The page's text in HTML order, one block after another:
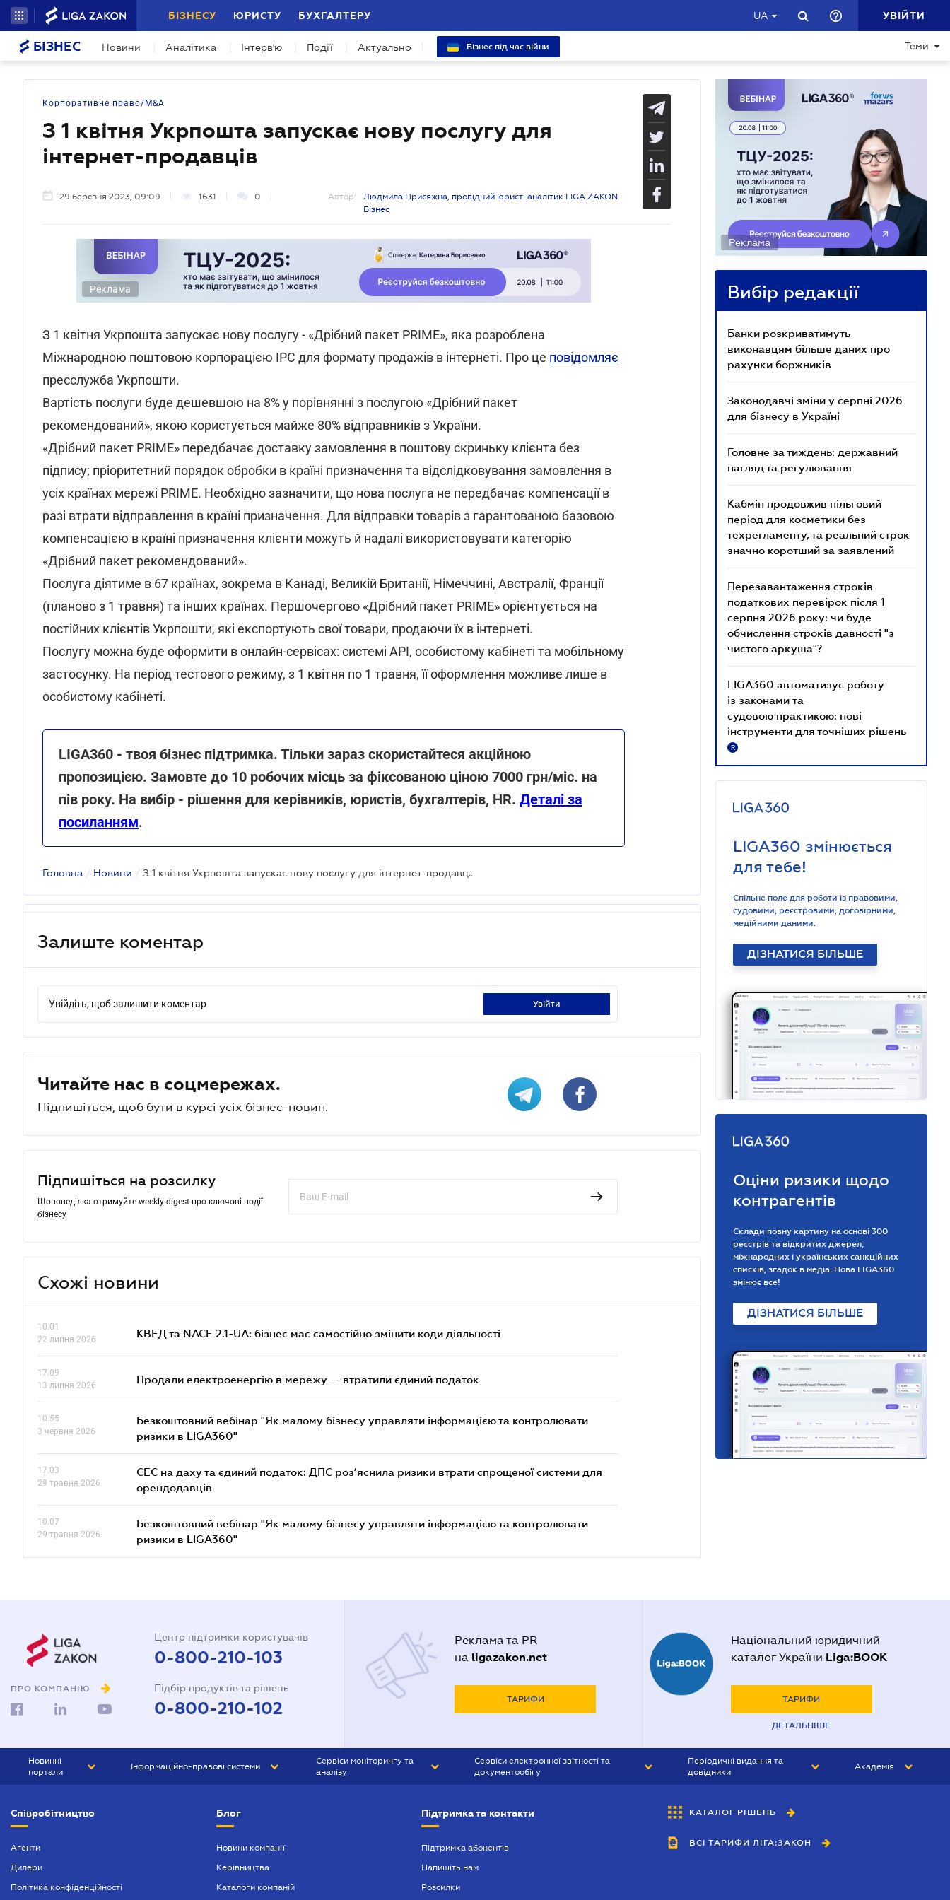
БІЗНЕСУ ЮРИСТУ БУХГАЛТЕРУ UA УВІЙТИ
БІЗНЕС Новини Аналітика Інтерв'ю Події Актуально Бізнес під час війни Теми
Корпоративне право/M&A
З 1 квітня Укрпошта запускає нову послугу для
інтернет-продавців
29 березня 2023, 09:09 1631 0 Автор:
Людмила Присяжна, провідний юрист-аналітик LIGA ZAKON
Бізнес
Реклама
З 1 квітня Укрпошта запускає нову послугу - «Дрібний пакет PRIME», яка розроблена
Міжнародною поштовою корпорацією IPC для формату продажів в інтернеті. Про це повідомляє
пресслужба Укрпошти.
Вартість послуги буде дешевшою на 8% у порівнянні з послугою «Дрібний пакет
рекомендований», якою користується майже 80% відправників з України.
«Дрібний пакет PRIME» передбачає доставку замовлення в поштову скриньку клієнта без
підпису; пріоритетний порядок обробки в країні призначення та відслідковування замовлення в
усіх країнах мережі PRIME. Необхідно зазначити, що нова послуга не передбачає компенсації в
разі втрати відправлення в країні призначення. Для відправки товарів з гарантованою базовою
компенсацією в країні призначення клієнти можуть й надалі використовувати категорію
«Дрібний пакет рекомендований».
Послуга діятиме в 67 країнах, зокрема в Канаді, Великій Британії, Німеччині, Австралії, Франції
(планово з 1 травня) та інших країнах. Першочергово «Дрібний пакет PRIME» орієнтується на
постійних клієнтів Укрпошти, які експортують свої товари, продаючи їх в інтернеті.
Послугу можна буде оформити в онлайн-сервісах: системі АРІ, особистому кабінеті та мобільному
застосунку. На період тестового режиму, з 1 квітня по 1 травня, її оформлення можливе лише в
особистому кабінеті.
LIGA360 - твоя бізнес підтримка. Тільки зараз скористайтеся акційною
пропозицією. Замовте до 10 робочих місць за фіксованою ціною 7000 грн/міс. на
пів року. На вибір - рішення для керівників, юристів, бухгалтерів, HR. Деталі за
посиланням.
Головна / Новини / З 1 квітня Укрпошта запускає нову послугу для інтернет-продавців
Залиште коментар
Увійдіть, щоб залишити коментар увійти
Читайте нас в соцмережах.
Підпишіться, щоб бути в курсі усіх бізнес-новин.
Підпишіться на розсилку
Щопонеділка отримуйте weekly-digest про ключові події
бізнесу
Схожі новини
10.01
22 липня 2026
КВЕД та NACE 2.1-UA: бізнес має самостійно змінити коди діяльності
17.09
13 липня 2026
Продали електроенергію в мережу — втратили єдиний податок
10.55
3 червня 2026
Безкоштовний вебінар "Як малому бізнесу управляти інформацією та контролювати
ризики в LIGA360"
17.03
29 травня 2026
СЕС на даху та єдиний податок: ДПС роз’яснила ризики втрати спрощеної системи для
орендодавців
10.07
29 травня 2026
Безкоштовний вебінар "Як малому бізнесу управляти інформацією та контролювати
ризики в LIGA360"
Реклама
Вибір редакції
Банки розкриватимуть
виконавцям більше даних про
рахунки боржників
Законодавчі зміни у серпні 2026
для бізнесу в Україні
Головне за тиждень: державний
нагляд та регулювання
Кабмін продовжив пільговий
період для косметики без
техрегламенту, та реальний строк
значно коротший за заявлений
Перезавантаження строків
податкових перевірок після 1
серпня 2026 року: чи буде
обчислення строків давності "з
чистого аркуша"?
LIGA360 автоматизує роботу
із законами та
судовою практикою: нові
інструменти для точніших рішень
R
LIGA360 змінюється
для тебе!
Спільне поле для роботи із правовими,
судовими, реєстровими, договірними,
медійними даними.
ДІЗНАТИСЯ БІЛЬШЕ
Оціни ризики щодо
контрагентів
Склади повну картину на основі 300
реєстрів та відкритих джерел,
міжнародних і українських санкційних
списків, згадок в медіа. Нова LIGA360
змінює все!
ДІЗНАТИСЯ БІЛЬШЕ
ПРО КОМПАНІЮ
Центр підтримки користувачів
0-800-210-103
Підбір продуктів та рішень
0-800-210-102
Реклама та PR
на ligazakon.net
ТАРИФИ
Національний юридичний
каталог України Liga:BOOK
ТАРИФИ
ДЕТАЛЬНІШЕ
Новинні
портали
БІЗНЕС
Інформаційно-правові системи
БУХГАЛТЕР ПРОФ
Сервіси моніторингу та
аналізу
Сервіси електронної звітності та
документообігу
Періодичні видання та
довідники
БУХГАЛТЕР&ЗАКОН
ВІСНИК МСФЗ
Академія
Співробітництво
Агенти
Дилери
Політика конфіденційності
Блог
Новини компанії
Керівництва
Каталоги компаній
Підтримка та контакти
Підтримка абонентів
Напишіть нам
Розсилки
КАТАЛОГ РІШЕНЬ
ВСІ ТАРИФИ ЛІГА:ЗАКОН